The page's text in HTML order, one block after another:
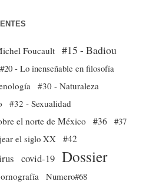
Foucault #15 - Badiou
#20 - Lo inenseñable en filosofía
#30 - Naturaleza
#32 - Sexualidad
el norte de México #36 #37
el siglo XX #42
covid-19 Dossier
Numero#68